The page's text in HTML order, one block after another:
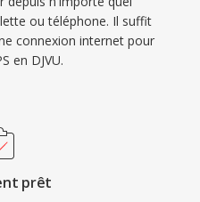
ou téléphone. Il suffit
connexion internet pour
en DJVU.
prêt